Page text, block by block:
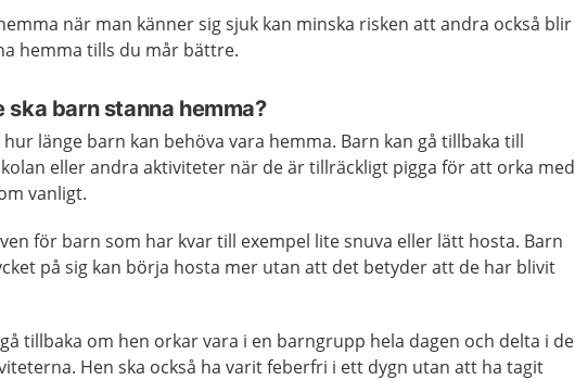
när man känner sig sjuk kan minska risken att andra också blir
hemma tills du mår bättre.
ska barn stanna hemma?
länge barn kan behöva vara hemma. Barn kan gå tillbaka till
eller andra aktiviteter när de är tillräckligt pigga för att orka med
vanligt.
för barn som har kvar till exempel lite snuva eller lätt hosta. Barn
på sig kan börja hosta mer utan att det betyder att de har blivit
tillbaka om hen orkar vara i en barngrupp hela dagen och delta i de
Hen ska också ha varit feberfri i ett dygn utan att ha tagit